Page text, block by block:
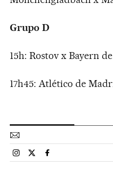
Grupo D
15h: Rostov x Bayern
17h45: Atlético de
Esportes El País Brasil en
Esportes El País Brasil
Esportes El País